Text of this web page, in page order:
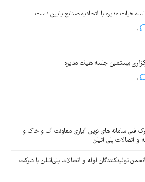
هیات مدیره با اتحادیه صنایع پایین دست
0
بیستمین جلسه هیات مدیره
0
فنی سامانه های نوین آبیاری معاونت آب و خاک و
و اتصالات پلی اتیلن
تولیدکنندگان لوله و اتصالات پلی‌اتیلن با شرکت